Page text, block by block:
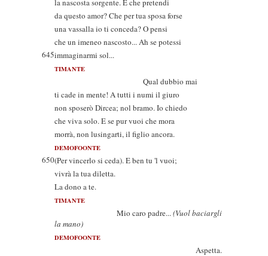
la nascosta sorgente. E che pretendi
da questo amor? Che per tua sposa forse
una vassalla io ti conceda? O pensi
che un imeneo nascosto... Ah se potessi
645immaginarmi sol...
TIMANTE
Qual dubbio mai
ti cade in mente! A tutti i numi il giuro
non sposerò Dircea; nol bramo. Io chiedo
che viva solo. E se pur vuoi che mora
morrà, non lusingarti, il figlio ancora.
DEMOFOONTE
650(Per vincerlo si ceda). E ben tu 'l vuoi;
vivrà la tua diletta.
La dono a te.
TIMANTE
Mio caro padre...(Vuol baciargli
la mano)
DEMOFOONTE
Aspetta.